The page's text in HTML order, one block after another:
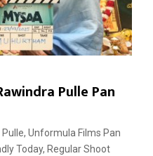
Pulle Pan
Unformula Films Pan
Today, Regular Shoot